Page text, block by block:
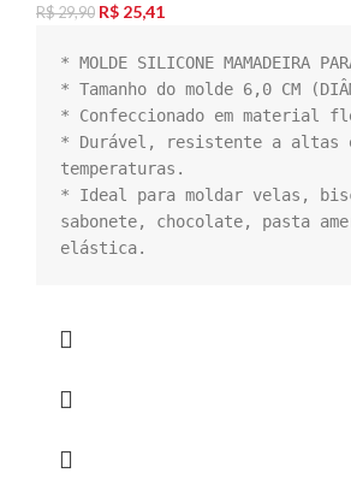
R$29,90 R$ 25,41
* MOLDE SILICONE MAMADEIRA
* Tamanho do molde 6,0 CM
* Confeccionado em material
* Durável, resistente a altas
temperaturas.
* Ideal para moldar velas,
sabonete, chocolate, pasta
elástica.